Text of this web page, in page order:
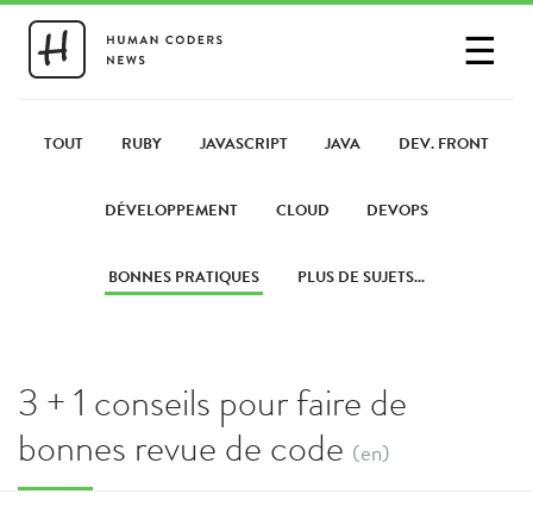
☰
PARTAGER UN LIEN
TOUT RUBY JAVASCRIPT JAVA DEV. FRONT
DÉVELOPPEMENT CLOUD DEVOPS
BONNES PRATIQUES PLUS DE SUJETS...
3 + 1 conseils pour faire de
bonnes revue de code (en)